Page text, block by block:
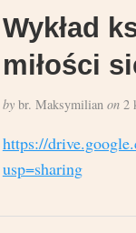
Wykład
miłości
bybr. Maksymilian on2
https://
usp=sharing